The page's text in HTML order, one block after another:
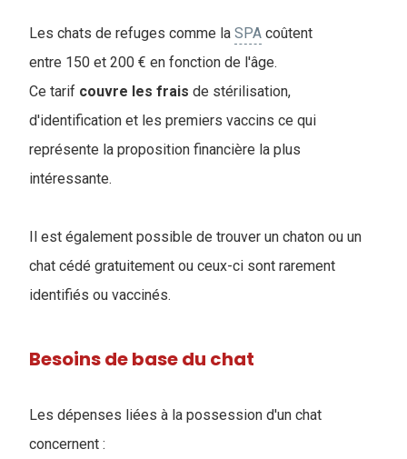
Les chats de refuges comme la SPA coûtent
entre 150 et 200 € en fonction de l'âge.
Ce tarif couvre les frais de stérilisation,
d'identification et les premiers vaccins ce qui
représente la proposition financière la plus
intéressante.
Il est également possible de trouver un chaton ou un
chat cédé gratuitement ou ceux-ci sont rarement
identifiés ou vaccinés.
Besoins de base du chat
Les dépenses liées à la possession d'un chat
concernent :